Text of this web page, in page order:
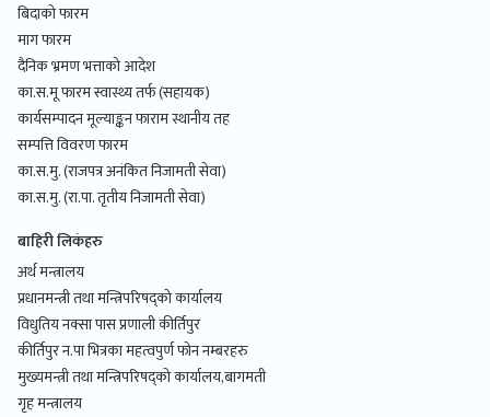
बिदाको फारम
माग फारम
दैनिक भ्रमण भत्ताको आदेश
का.स.मू फारम स्वास्थ्य तर्फ (सहायक)
कार्यसम्पादन मूल्याङ्कन फाराम स्थानीय तह
सम्पत्ति विवरण फारम
का.स.मु. (राजपत्र अनंकित निजामती सेवा)
का.स.मु. (रा.पा. तृतीय निजामती सेवा)
बाहिरी लिकंहरु
अर्थ मन्त्रालय
प्रधानमन्त्री तथा मन्त्रिपरिषद्को कार्यालय
विधुतिय नक्सा पास प्रणाली कीर्तिपुर
कीर्तिपुर न.पा भित्रका महत्वपुर्ण फोन नम्बरहरु
मुख्यमन्त्री तथा मन्त्रिपरिषद्को कार्यालय,बागमती
गृह मन्त्रालय